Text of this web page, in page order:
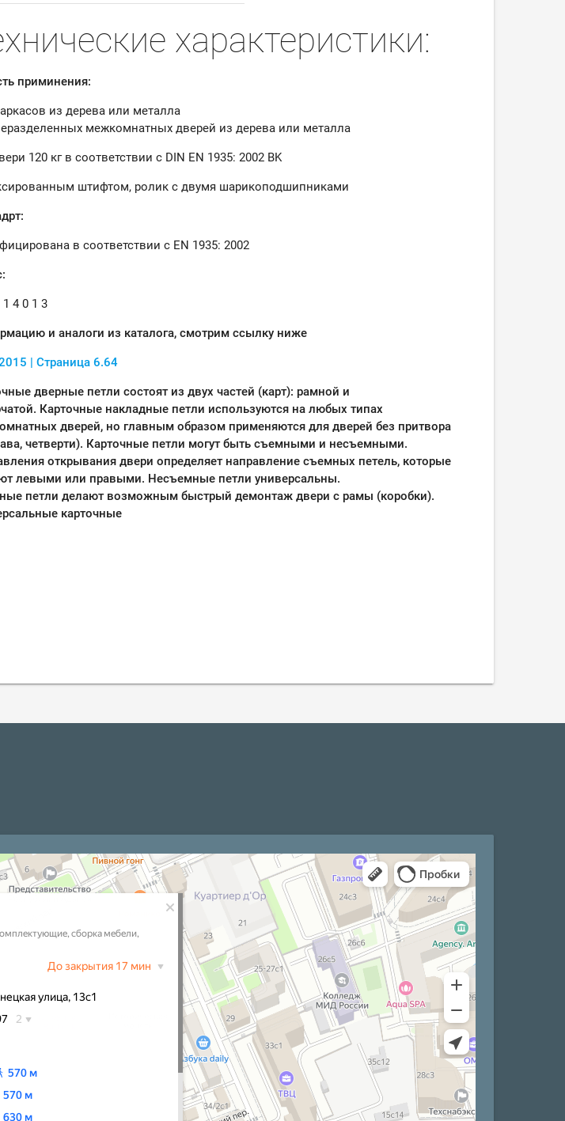
характеристики:
приминения:
из дерева или металла
межкомнатных дверей из дерева или металла
120 кг в соответствии с DIN EN 1935: 2002 BK
штифтом, ролик с двумя шарикоподшипниками
в соответствии с EN 1935: 2002
1 4 0 1 3
и аналоги из каталога, смотрим ссылку ниже
| Страница6.64
дверные петли состоят из двух частей (карт): рамной и
Карточные накладные петли используются на любых типах
дверей, но главным образом применяются для дверей без притвора
четверти). Карточные петли могут быть cъемными и неcъемными.
открывания двери определяет направление cъемных петель, которые
левыми или правыми. Неcъемные петли универсальны.
петли делают возможным быстрый демонтаж двери с рамы (коробки).
карточные